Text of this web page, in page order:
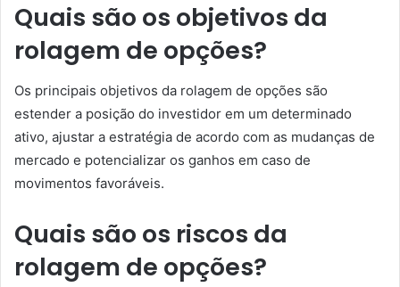
Quais são os objetivos da
rolagem de opções?
Os principais objetivos da rolagem de opções são
estender a posição do investidor em um determinado
ativo, ajustar a estratégia de acordo com as mudanças de
mercado e potencializar os ganhos em caso de
movimentos favoráveis.
Quais são os riscos da
rolagem de opções?